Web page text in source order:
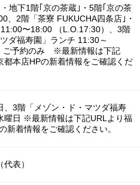
地下1階｢京の茶蔵｣・5階｢京の茶
、2階「茶寮 FUKUCHA四条店｣・
〜18:00 （L.O.17:30）、3階
ダ福寿園」ランチ 11:30～
予約のみ ※最新情報は下記
都本店HPの新着情報をご確認くだ
、3階「メゾン・ド・マツダ福寿
曜日 ※最新情報は下記URLより福
新着情報をご確認ください。
表）